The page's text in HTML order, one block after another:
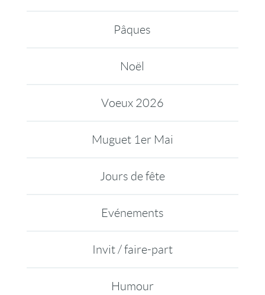
Pâques
Noël
Voeux 2026
Muguet 1er Mai
Jours de fête
Evénements
Invit / faire-part
Humour